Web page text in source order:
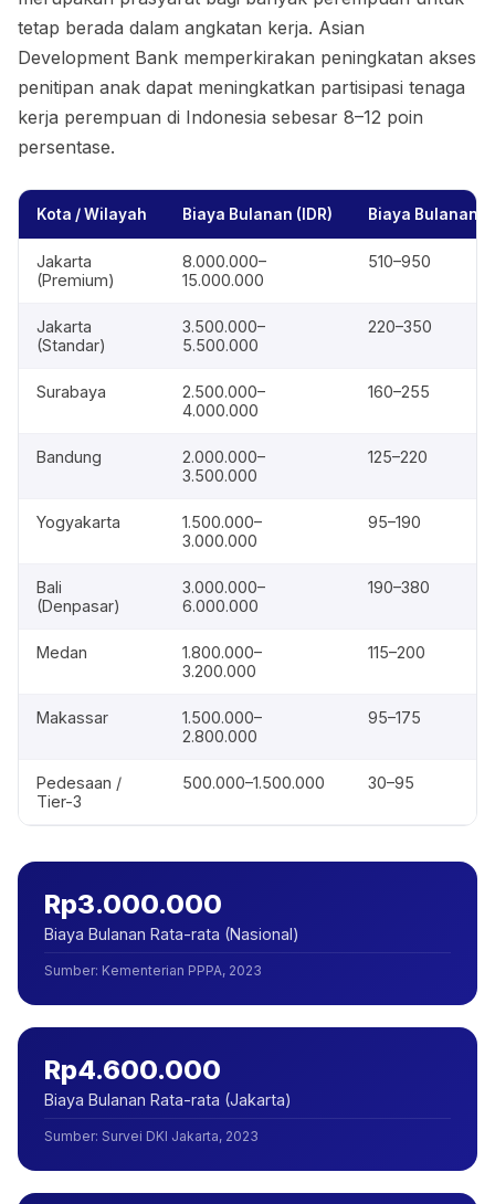
tetap berada dalam angkatan kerja. Asian
Development Bank memperkirakan peningkatan akses
penitipan anak dapat meningkatkan partisipasi tenaga
kerja perempuan di Indonesia sebesar 8–12 poin
persentase.
Kota / Wilayah Biaya Bulanan (IDR) Biaya Bulanan
Jakarta
(Premium)
8.000.000–
15.000.000
510–950
Jakarta
(Standar)
3.500.000–
5.500.000
220–350
Surabaya
2.500.000–
4.000.000
160–255
Bandung
2.000.000–
3.500.000
125–220
Yogyakarta
1.500.000–
3.000.000
95–190
Bali
(Denpasar)
3.000.000–
6.000.000
190–380
Medan
1.800.000–
3.200.000
115–200
Makassar
1.500.000–
2.800.000
95–175
Pedesaan /
Tier-3
500.000–1.500.000 30–95
Rp3.000.000
Biaya Bulanan Rata-rata (Nasional)
Sumber: Kementerian PPPA, 2023
Rp4.600.000
Biaya Bulanan Rata-rata (Jakarta)
Sumber: Survei DKI Jakarta, 2023